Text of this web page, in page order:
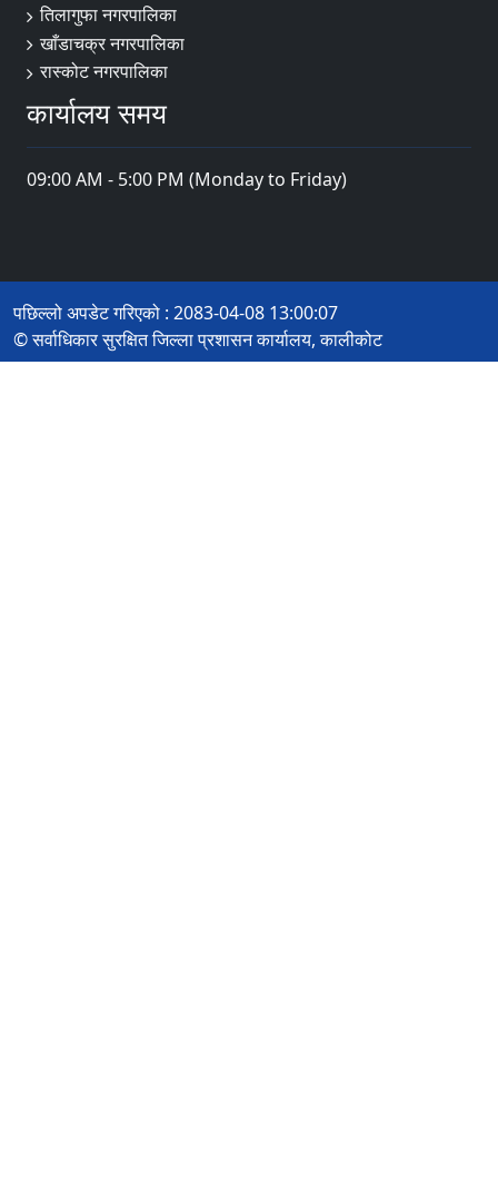
तिलागुफा नगरपालिका
खाँडाचक्र नगरपालिका
रास्कोट नगरपालिका
कार्यालय समय
09:00 AM - 5:00 PM (Monday to Friday)
पछिल्लो अपडेट गरिएको : 2083-04-08 13:00:07
© सर्वाधिकार सुरक्षित जिल्ला प्रशासन कार्यालय, कालीकोट